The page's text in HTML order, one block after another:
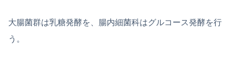
大腸菌群は乳糖発酵を、腸内細菌科はグルコース発酵を行
う。